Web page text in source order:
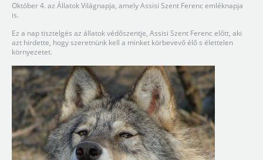
Október 4. az Állatok Világnapja, amely Assisi Szent Ferenc emléknapja
is.
Ez a nap tisztelgés az állatok védőszentje, Assisi Szent Ferenc előtt, aki
azt hirdette, hogy szeretnünk kell a minket körbevevő élő s élettelen
környezetet.